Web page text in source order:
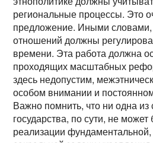
региональные процессы. Это
предложение. Иными
отношений должны
времени. Эта работа должна
проходящих масштабных
здесь недопустим,
особом внимании и
Важно помнить, что ни одна из
государства, по сути, не
реализации